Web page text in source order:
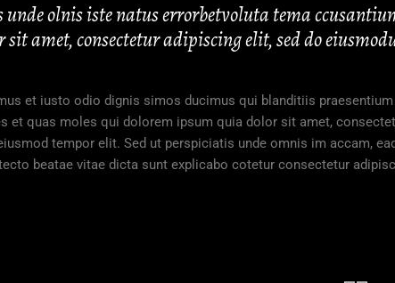
olnis iste natus errorbetvoluta tema
amet, consectetur adipiscing elit, sed do
et iusto odio dignis simos ducimus qui blanditiis
et quas moles qui dolorem ipsum quia dolor sit amet,
tempor elit. Sed ut perspiciatis unde omnis im accam,
beatae vitae dicta sunt explicabo cotetur consectetur